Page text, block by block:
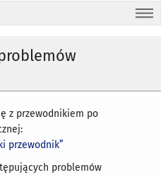
z przewodnikiem po
przewodnik”
problemów